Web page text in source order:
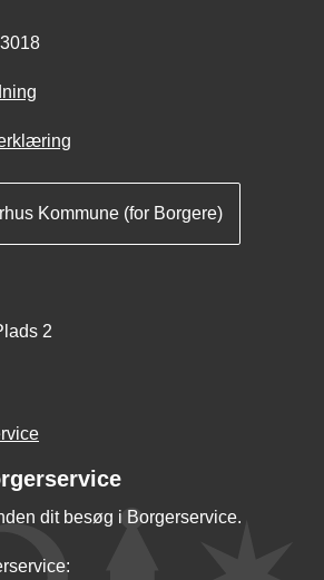
Kommune (for Borgere)
2
dit besøg i Borgerservice.